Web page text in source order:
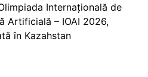
Internațională de
Artificială – IOAI 2026,
în Kazahstan